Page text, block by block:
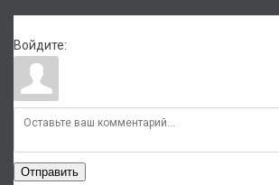
Войдите:
Отправить